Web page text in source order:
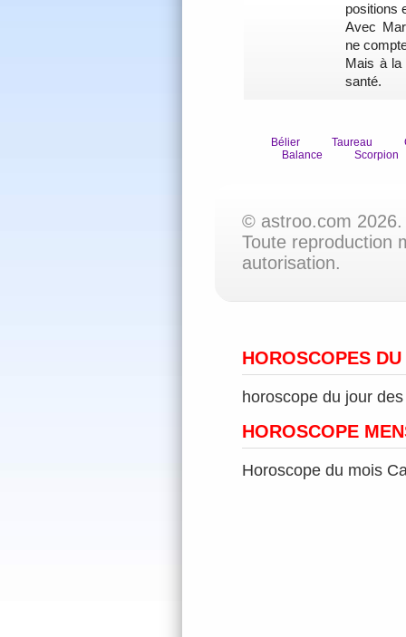
positions
Avec
ne
Mais à la
santé.
Bélier Taureau
Balance
Scorpion
© astroo.com
Toute reproduction
autorisation.
HOROSCOPES
horoscope du jour
HOROSCOPE
Horoscope du mois